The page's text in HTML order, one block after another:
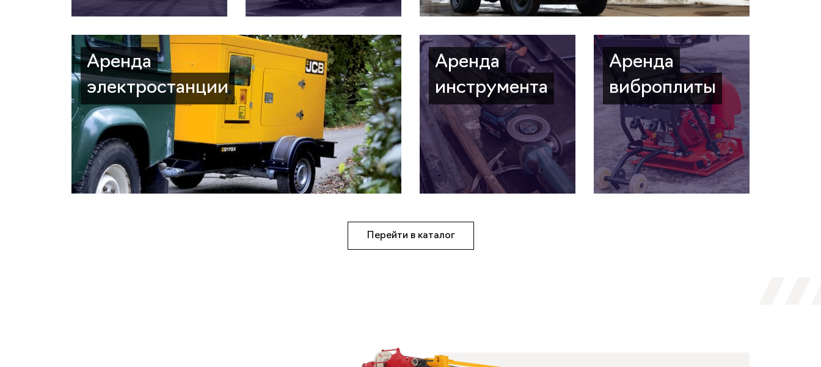
Аренда
электростанции
Аренда
инструмента
Аренда
виброплиты
Перейти в каталог